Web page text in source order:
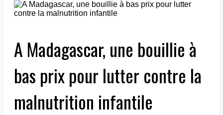
A Madagascar, une bouillie à
bas prix pour lutter contre la
malnutrition infantile